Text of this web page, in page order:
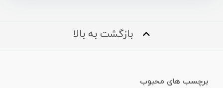
بازگشت به بالا
برچسب های محبوب